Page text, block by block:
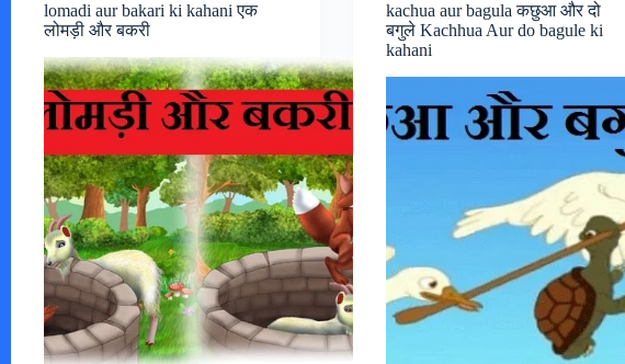
lomadi aur bakari ki kahani एक
लोमड़ी और बकरी
kachua aur bagula कछुआ और दो
बगुले Kachhua Aur do bagule ki
kahani